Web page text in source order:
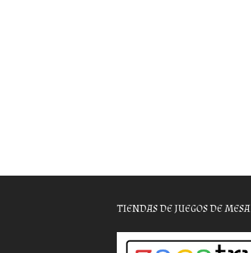
TIENDAS DE JUEGOS DE MESA